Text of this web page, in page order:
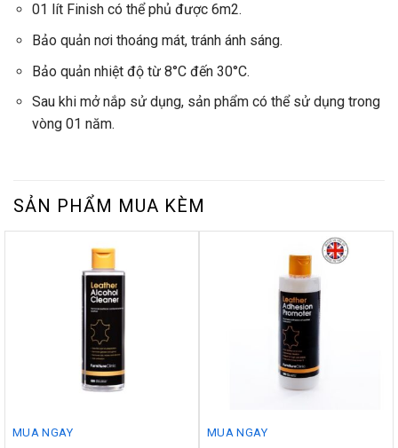
01 lít Finish có thể phủ được 6m2.
Bảo quản nơi thoáng mát, tránh ánh sáng.
Bảo quản nhiệt độ từ 8°C đến 30°C.
Sau khi mở nắp sử dụng, sản phẩm có thể sử dụng trong
vòng 01 năm.
SẢN PHẨM MUA KÈM
MUA NGAY MUA NGAY